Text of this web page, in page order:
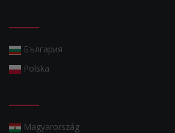
България
Polska
Magyarország